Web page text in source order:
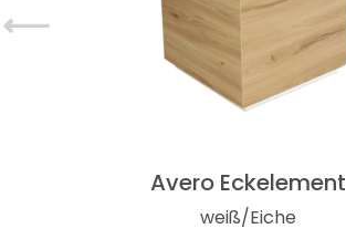
Avero Eckelement
weiß/Eiche
⟵